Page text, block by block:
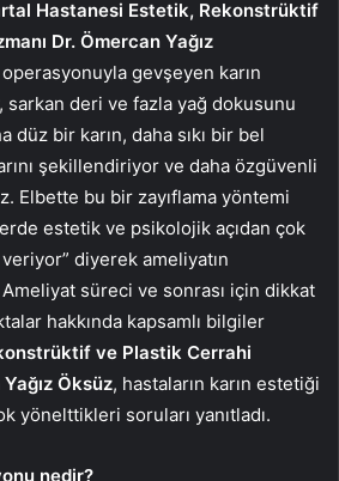
Hastanesi Estetik, Rekonstrüktif
Dr. Ömercan Yağız
operasyonuyla gevşeyen karın
sarkan deri ve fazla yağ dokusunu
düz bir karın, daha sıkı bir bel
şekillendiriyor ve daha özgüvenli
Elbette bu bir zayıflama yöntemi
estetik ve psikolojik açıdan çok
diyerek ameliyatın
süreci ve sonrası için dikkat
hakkında kapsamlı bilgiler
ve Plastik Cerrahi
Öksüz, hastaların karın estetiği
yönelttikleri soruları yanıtladı.
nedir?